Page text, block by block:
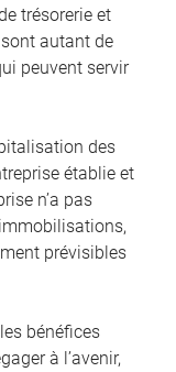
trésorerie et
autant de
peuvent servir
des
établie et
n’a pas
prévisibles
bénéfices
à l’avenir,